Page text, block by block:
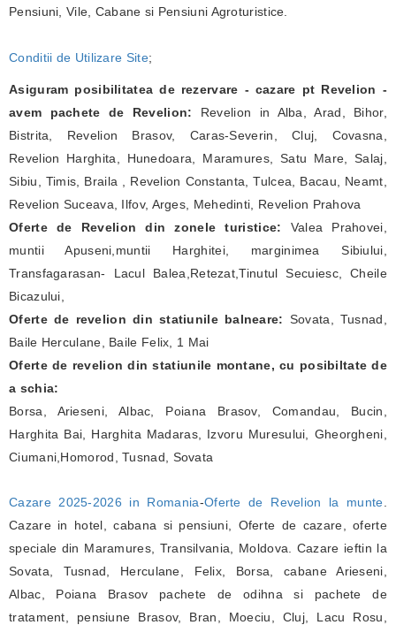
Pensiuni, Vile, Cabane si Pensiuni Agroturistice.
Conditii de Utilizare Site;
Asiguram posibilitatea de rezervare - cazare pt Revelion -
avem pachete de Revelion: Revelion in Alba, Arad, Bihor,
Bistrita, Revelion Brasov, Caras-Severin, Cluj, Covasna,
Revelion Harghita, Hunedoara, Maramures, Satu Mare, Salaj,
Sibiu, Timis, Braila , Revelion Constanta, Tulcea, Bacau, Neamt,
Revelion Suceava, Ilfov, Arges, Mehedinti, Revelion Prahova
Oferte de Revelion din zonele turistice: Valea Prahovei,
muntii Apuseni,muntii Harghitei, marginimea Sibiului,
Transfagarasan- Lacul Balea,Retezat,Tinutul Secuiesc, Cheile
Bicazului,
Oferte de revelion din statiunile balneare: Sovata, Tusnad,
Baile Herculane, Baile Felix, 1 Mai
Oferte de revelion din statiunile montane, cu posibiltate de
a schia:
Borsa, Arieseni, Albac, Poiana Brasov, Comandau, Bucin,
Harghita Bai, Harghita Madaras, Izvoru Muresului, Gheorgheni,
Ciumani,Homorod, Tusnad, Sovata
Cazare 2025-2026 in Romania-Oferte de Revelion la munte
Cazare in hotel, cabana si pensiuni, Oferte de cazare, oferte
speciale din Maramures, Transilvania, Moldova. Cazare ieftin la
Sovata, Tusnad, Herculane, Felix, Borsa, cabane Arieseni,
Albac, Poiana Brasov pachete de odihna si pachete de
tratament, pensiune Brasov, Bran, Moeciu, Cluj, Lacu Rosu,